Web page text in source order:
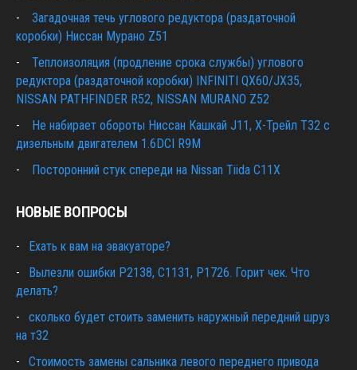
Загадочная течь углового редуктора (раздаточной
коробки) Ниссан Мурано Z51
Теплоизоляция (продление срока службы) углового
редуктора (раздаточной коробки) INFINITI QX60/JX35,
NISSAN PATHFINDER R52, NISSAN MURANO Z52
Не набирает обороты Ниссан Кашкай J11, Х-Трейл T32 с
дизельным двигателем 1.6DCI R9M
Посторонний стук спереди на Nissan Tiida C11X
НОВЫЕ ВОПРОСЫ
Ехать к вам на эвакуаторе?
Вылезли ошибки Р2138, С1131, Р1726. Горит чек. Что
делать?
сколько будет стоить заменить наружный передний шруз
на т32
Cтоимость замены сальника левого переднего привода